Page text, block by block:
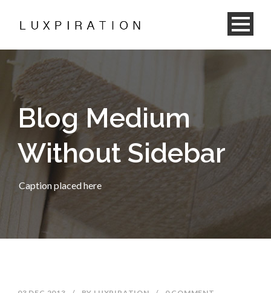
Blog Medium
Without Sidebar
Caption placed here